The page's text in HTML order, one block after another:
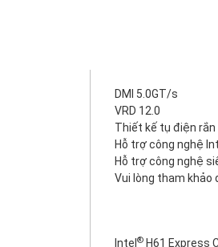
DMI 5.0GT/s
VRD 12.0
Thiết kế tụ điện rắn
Hỗ trợ công nghệ
Hỗ trợ công nghệ
Vui lòng tham khảo
Intel ® H61 Express